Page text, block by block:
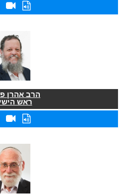
הרב אהרן
ראש